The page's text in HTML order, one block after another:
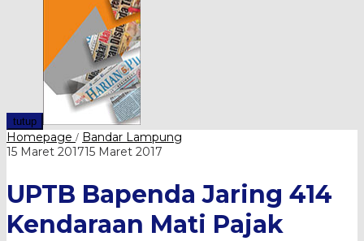
tutup
Homepage / Bandar Lampung
Kendaraan
Mati
Pajak
15 Maret 201715 Maret 2017
UPTB Bapenda Jaring 414
Kendaraan Mati Pajak